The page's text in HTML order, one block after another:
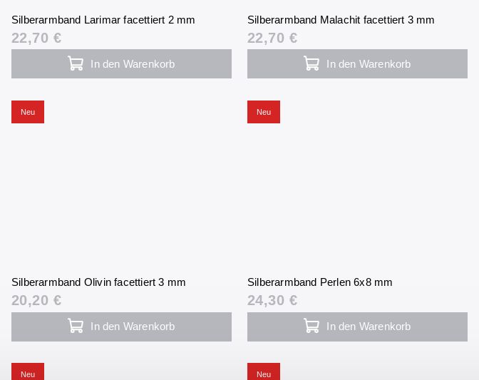
Silberarmband Larimar facettiert 2 mm
22,70 €
In den Warenkorb
Silberarmband Malachit facettiert 3 mm
22,70 €
In den Warenkorb
Neu
Silberarmband Olivin facettiert 3 mm
20,20 €
In den Warenkorb
Neu
Silberarmband Perlen 6x8 mm
24,30 €
In den Warenkorb
Neu Neu